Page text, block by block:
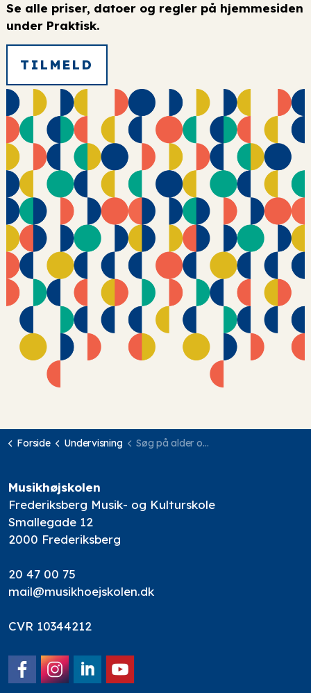
Se alle priser, datoer og regler på hjemmesiden
under Praktisk.
TILMELD
Forside Undervisning Søg på alder og undervisningssted
Musikhøjskolen
Frederiksberg Musik- og Kulturskole
Smallegade 12
2000 Frederiksberg
20 47 00 75
mail@musikhoejskolen.dk
CVR 10344212